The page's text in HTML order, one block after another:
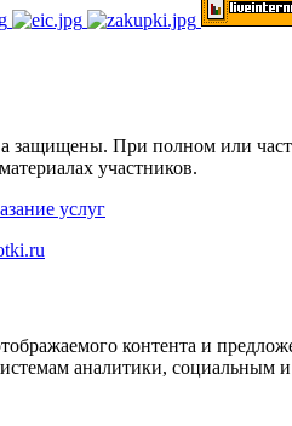
При полном или
участников.
услуг
контента и
аналитики, социальным